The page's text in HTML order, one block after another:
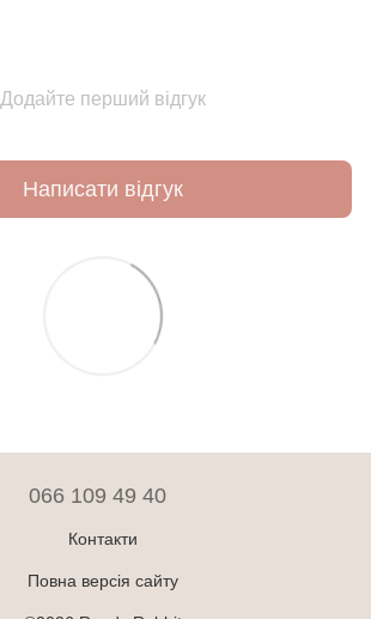
Додайте перший відгук
Написати відгук
066 109 49 40
Контакти
Повна версія сайту